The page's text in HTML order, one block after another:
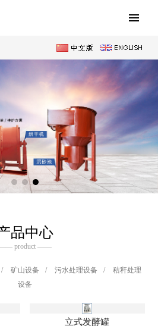
品中心
product ——
/ 矿山设备 / 污水处理设备 /
秸秆处理
设备
立式发酵罐